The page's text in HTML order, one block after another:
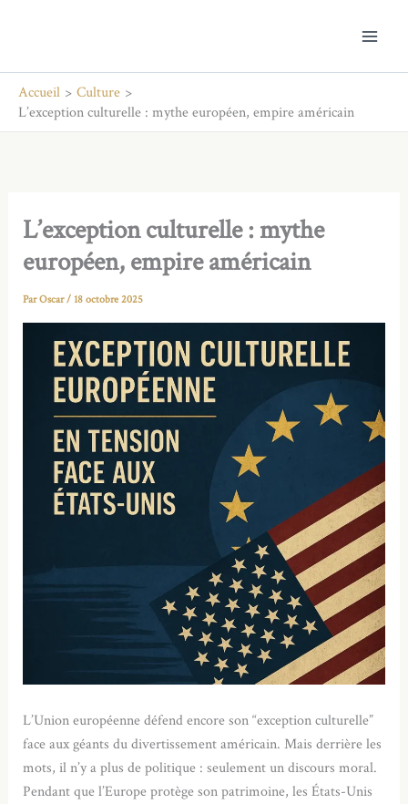
Accueil
Culture
L’exception culturelle : mythe européen, empire américain
L’exception culturelle : mythe
européen, empire américain
ParOscar/18 octobre 2025
L’Union européenne défend encore son “exception culturelle”
face aux géants du divertissement américain. Mais derrière les
mots, il n’y a plus de politique : seulement un discours moral.
Pendant que l’Europe protège son patrimoine, les États-Unis